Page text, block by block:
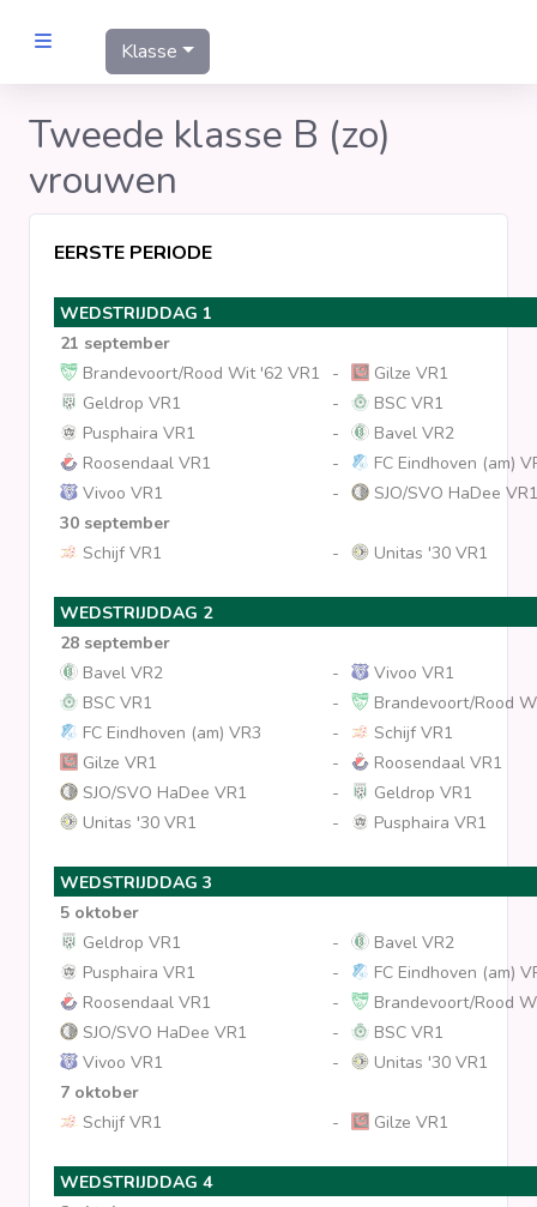
Statistieken
Voetbalpiramide
Links
VROUWEN
Wedstrijden
Statistieken
Voetbalpiramide
Overige links
Klasse
Tweede klasse B (zo)
vrouwen
EERSTE PERIODE
WEDSTRIJDDAG 1
21 september
Brandevoort/Rood Wit '62 VR1
-
Gilze VR1
Geldrop VR1
-
BSC VR1
Pusphaira VR1
-
Bavel VR2
Roosendaal VR1
-
FC Eindhoven (am)
Vivoo VR1
-
SJO/SVO HaDee VR1
30 september
Schijf VR1
- Unitas '30 VR1
WEDSTRIJDDAG 2
28 september
Bavel VR2
-
Vivoo VR1
BSC VR1
-
Brandevoort/Rood
FC Eindhoven (am) VR3
-
Schijf VR1
Gilze VR1
-
Roosendaal VR1
SJO/SVO HaDee VR1
-
Geldrop VR1
Unitas '30 VR1
- Pusphaira VR1
WEDSTRIJDDAG 3
5 oktober
Geldrop VR1
-
Bavel VR2
Pusphaira VR1
-
FC Eindhoven (am)
Roosendaal VR1
-
Brandevoort/Rood
SJO/SVO HaDee VR1
-
BSC VR1
Vivoo VR1
-
Unitas '30 VR1
7 oktober
Schijf VR1
- Gilze VR1
WEDSTRIJDDAG 4